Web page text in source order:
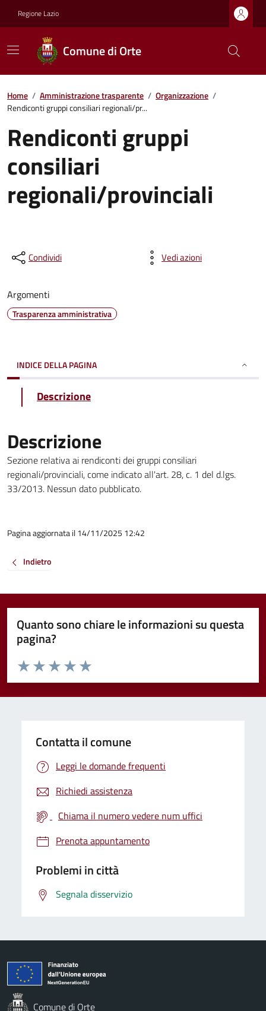
Regione Lazio
Comune di Orte
Home / Amministrazione trasparente / Organizzazione /
Rendiconti gruppi consiliari regionali/pr...
Rendiconti gruppi
consiliari
regionali/provinciali
Condividi Vedi azioni
Argomenti
Trasparenza amministrativa
INDICE DELLA PAGINA
Descrizione
Descrizione
Sezione relativa ai rendiconti dei gruppi consiliari
regionali/provinciali, come indicato all'art. 28, c. 1 del d.lgs.
33/2013. Nessun dato pubblicato.
Pagina aggiornata il 14/11/2025 12:42
Indietro
Quanto sono chiare le informazioni su questa
pagina?
Valuta da 1 a 5 stelle la pagina
Valuta 5 stelle su 5
Valuta 4 stelle su 5
Valuta 3 stelle su 5
Valuta 2 stelle su 5
Valuta 1 stelle su 5
Contatta il comune
Leggi le domande frequenti
Richiedi assistenza
Chiama il numero vedere num uffici
Prenota appuntamento
Problemi in città
Segnala disservizio
Comune di Orte